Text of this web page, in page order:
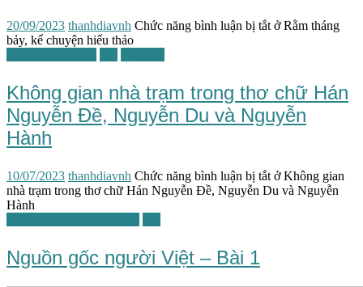
20/09/2023 thanhdiavnh Chức năng bình luận bị tắt ở Rằm tháng
bảy, kể chuyện hiếu thảo
Không gian nhà trạm trong thơ chữ Hán
Nguyễn Đề, Nguyễn Du và Nguyễn
Hành
10/07/2023 thanhdiavnh Chức năng bình luận bị tắt ở Không gian
nhà trạm trong thơ chữ Hán Nguyễn Đề, Nguyễn Du và Nguyễn
Hành
Nguồn gốc người Việt – Bài 1